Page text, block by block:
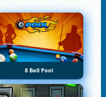
8 Ball Pool